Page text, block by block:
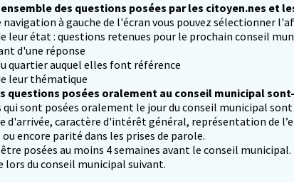
des questions posées par les citoyen.nes et
navigation à gauche de l'écran vous pouvez sélectionner
leur état : questions retenues pour le prochain conseil
d'une réponse
quartier auquel elles font référence
leur thématique
questions posées oralement au conseil municipal
qui sont posées oralement le jour du conseil municipal
d'arrivée, caractère d'intérêt général, représentation de
encore parité dans les prises de parole.
posées au moins 4 semaines avant le conseil municipal.
lors du conseil municipal suivant.